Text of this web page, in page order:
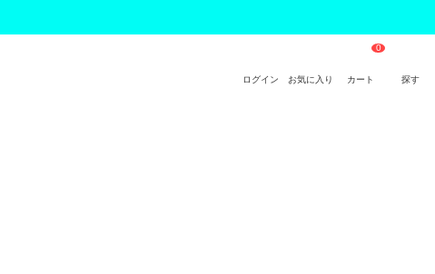
ログイン お気に入り カート 探す